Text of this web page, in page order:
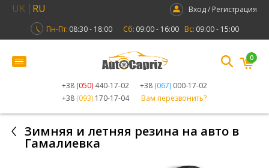
UK RU
Вход / Регистрация
Пн-Пт: 08:30 - 18:00 Сб: 09:00 - 16:00 Вс: 09:00 - 15:00
+38 (050) 440-17-02 +38 (067) 000-17-02
+38 (093) 170-17-04 Вам перезвонить?
0
Зимняя и летняя резина на авто в
Гамалиевка